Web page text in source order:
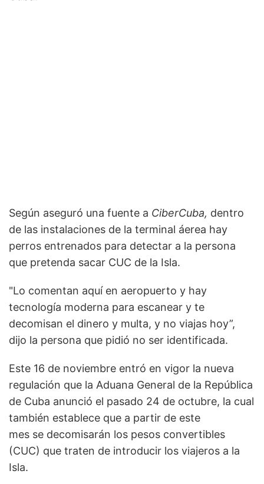
Según aseguró una fuente a CiberCuba, dentro
de las instalaciones de la terminal áerea hay
perros entrenados para detectar a la persona
que pretenda sacar CUC de la Isla.
"Lo comentan aquí en aeropuerto y hay
tecnología moderna para escanear y te
decomisan el dinero y multa, y no viajas hoy”,
dijo la persona que pidió no ser identificada.
Este 16 de noviembre entró en vigor la nueva
regulación que la Aduana General de la República
de Cuba anunció el pasado 24 de octubre, la cual
también establece que a partir de este
mes se decomisarán los pesos convertibles
(CUC) que traten de introducir los viajeros a la
Isla.